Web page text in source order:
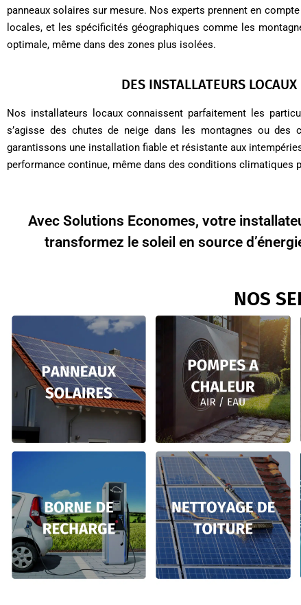
panneaux solaires sur mesure. Nos experts prennent en
locales, et les spécificités géographiques comme les
optimale, même dans des zones plus isolées.
DES INSTALLATEURS
Nos installateurs locaux connaissent parfaitement les
s’agisse des chutes de neige dans les montagnes ou
garantissons une installation fiable et résistante aux
performance continue, même dans des conditions climatiques
Avec Solutions Economes, votre
transformez le soleil en source
NOS